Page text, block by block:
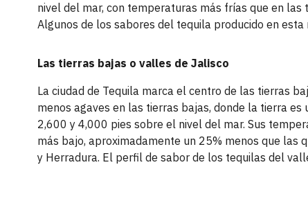
nivel del mar, con temperaturas más frías que en las
Algunos de los sabores del tequila producido en
Las tierras bajas o valles de Jalisco
La ciudad de Tequila marca el centro de las tierras
menos agaves en las tierras bajas, donde la tierra
2,600 y 4,000 pies sobre el nivel del mar. Sus
más bajo, aproximadamente un 25% menos que las
y Herradura. El perfil de sabor de los tequilas del